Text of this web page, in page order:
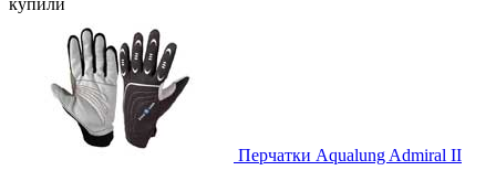
купили
Перчатки Aqualung Admiral II